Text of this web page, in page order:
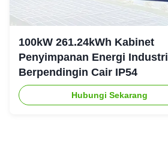
100kW 261.24kWh Kabinet
Penyimpanan Energi Industri
Berpendingin Cair IP54
Hubungi Sekarang